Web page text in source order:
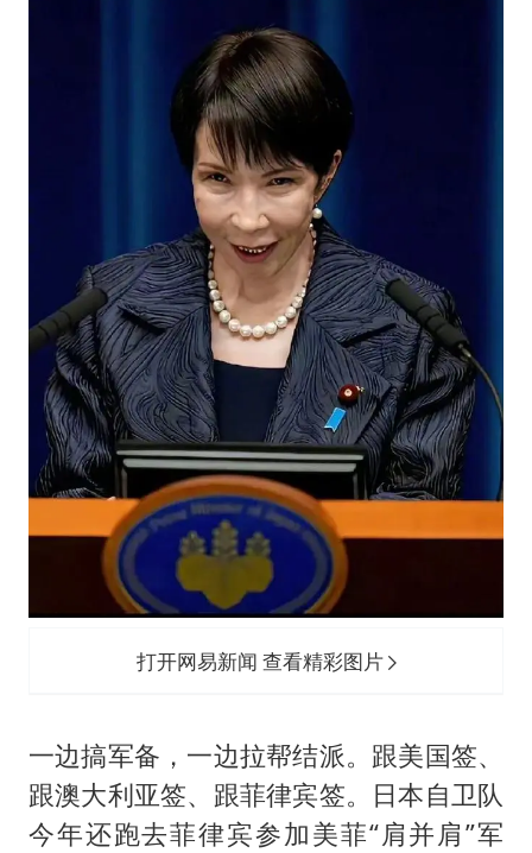
打开网易新闻 查看精彩图片
一边搞军备，一边拉帮结派。跟美国签、
跟澳大利亚签、跟菲律宾签。日本自卫队
今年还跑去菲律宾参加美菲“肩并肩”军